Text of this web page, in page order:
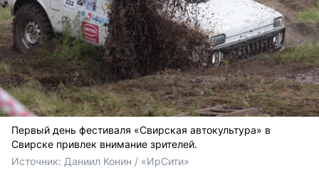
Первый день фестиваля «Свирская автокультура» в
Свирске привлек внимание зрителей.
Источник: Даниил Конин / «ИрСити»